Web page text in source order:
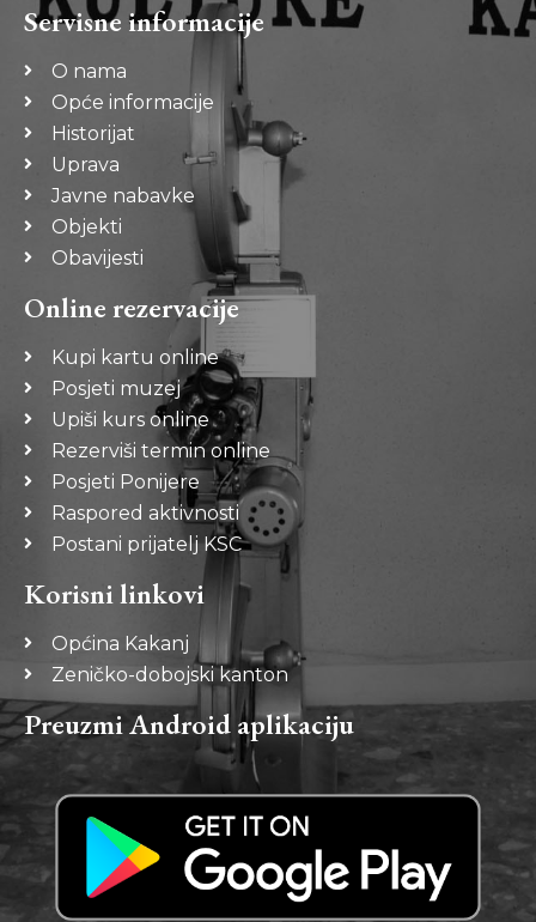
Servisne informacije
O nama
Opće informacije
Historijat
Uprava
Javne nabavke
Objekti
Obavijesti
Online rezervacije
Kupi kartu online
Posjeti muzej
Upiši kurs online
Rezerviši termin online
Posjeti Ponijere
Raspored aktivnosti
Postani prijatelj KSC
Korisni linkovi
Općina Kakanj
Zeničko-dobojski kanton
Preuzmi Android aplikaciju